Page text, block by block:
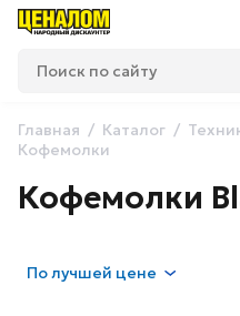
Главная Каталог
Кофемолки
Кофемолки
Получшей цене